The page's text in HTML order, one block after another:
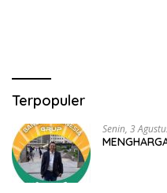
Terpopuler
Senin, 3